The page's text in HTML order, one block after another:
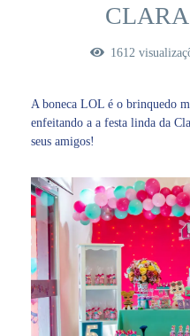
1612
A boneca LOL é o brinquedo
enfeitando a a festa linda da
seus amigos!